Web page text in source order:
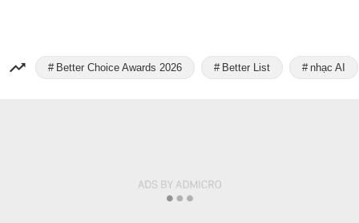
Better Choice Awards 2026 Better List nhạc AI